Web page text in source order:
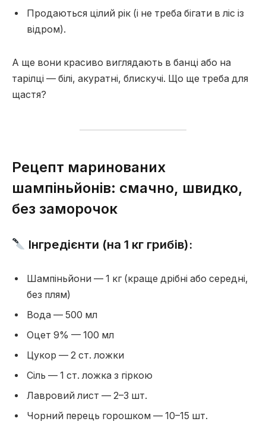
Продаються цілий рік (і не треба бігати в ліс із
відром).
А ще вони красиво виглядають в банці або на
тарілці — білі, акуратні, блискучі. Що ще треба для
щастя?
Рецепт маринованих
шампіньйонів: смачно, швидко,
без заморочок
Інгредієнти (на 1 кг грибів):
Шампіньйони — 1 кг (краще дрібні або середні,
без плям)
Вода — 500 мл
Оцет 9% — 100 мл
Цукор — 2 ст. ложки
Сіль — 1 ст. ложка з гіркою
Лавровий лист — 2–3 шт.
Чорний перець горошком — 10–15 шт.